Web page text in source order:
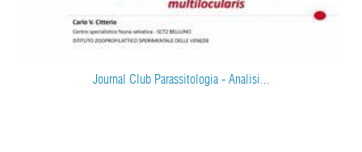
Journal Club Parassitologia - Analisi...